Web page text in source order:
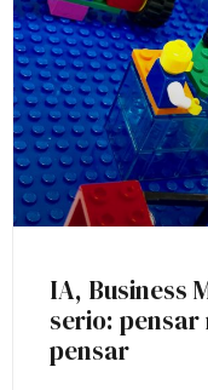
IA, Business
serio:
pensar